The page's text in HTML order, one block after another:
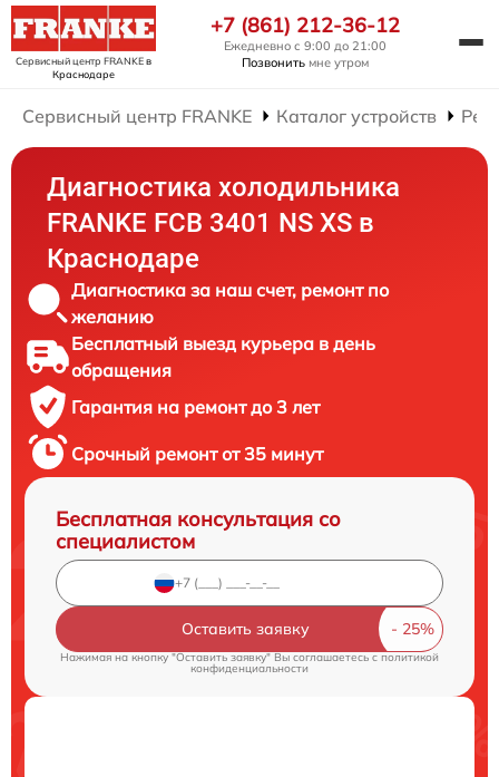
Сервисный центр FRANKEв
Краснодаре
+7 (861) 212-36-12
Ежедневно с 9:00 до 21:00
Позвонить мне утром
Сервисный центр FRANKE Каталог устройств
Диагностика холодильника
FRANKE FCB 3401 NS XS в
Краснодаре
Диагностика за наш счет, ремонт по
желанию
Бесплатный выезд курьера в день
обращения
Гарантия на ремонт до 3 лет
Срочный ремонт от 35 минут
Бесплатная консультация со
специалистом
Оставить заявку
Нажимая на кнопку "Оставить заявку" Вы соглашаетесь cполитикой
конфиденциальности